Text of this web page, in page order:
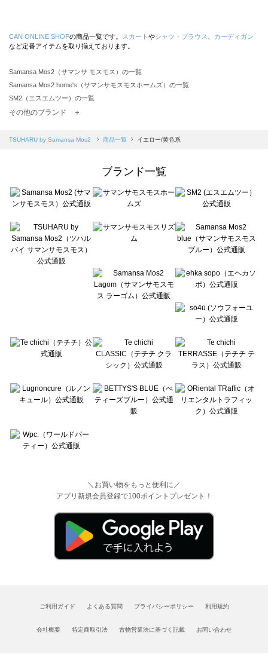
CAN ONLINE SHOPの商品一覧です。 スカート やシャツ・ブラウス
カーディガン
など定番アイテムを取り揃えております。
Samansa Mos2（サマンサ モスモス）の一覧
Samansa Mos2 home's（サマンサモスモスホームズ）の一覧
SM2（エスエムツー）の一覧
TSUHARU by Samansa Mos2（ツハルバイサマンサモスモス）の一覧
Samansa Mos2 blue（サマンサモスモス ブルー）の一覧
Te chichi（テチチ）の一覧
Te chichi CLASSIC（テチチ クラシック）の一覧
Lugnoncure（ルノンキュール）の一覧
BETTY'S BLUE（べティーズブルー）の一覧
Wpc.（ワールドパーティー）の一覧
その他のブランド ＋
TSUHARU by Samansa Mos2 商品一覧 イエロー/黄色系
ブランド一覧
＼お買い物をもっと便利に／
アプリ新規会員登録で100ポイントプレゼント！
ご利用ガイド よくある質問 プライバシーポリシー 利用規約
会社概要 特定商取引法 古物営業法に基づく記載 お問い合わせ